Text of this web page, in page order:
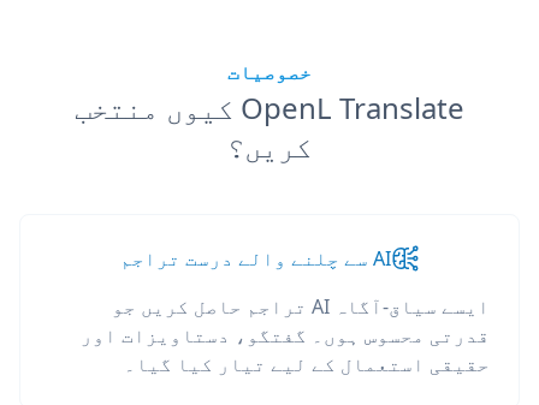
خصوصیات
OpenL Translate کیوں منتخب
کریں؟
AI سے چلنے والے درست تراجم
ایسے سیاق-آگاہ AI تراجم حاصل کریں جو
قدرتی محسوس ہوں۔ گفتگو، دستاویزات اور
حقیقی استعمال کے لیے تیار کیا گیا۔